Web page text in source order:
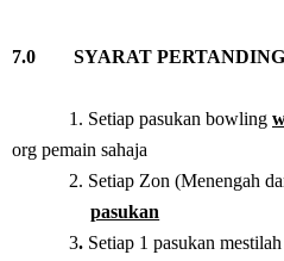
7.0 SYARAT
1. Setiap pasukan bowling
org pemain sahaja
2. Setiap Zon (Menengah
pasukan
3. Setiap 1 pasukan